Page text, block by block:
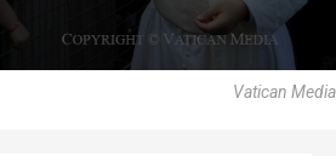
Vatican Media